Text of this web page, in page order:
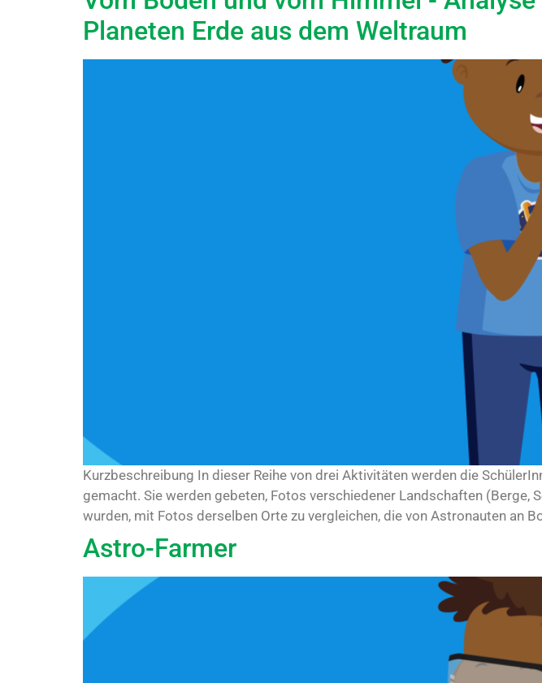
Planeten Erde aus dem Weltraum
Kurzbeschreibung In dieser Reihe von drei Aktivitäten werden die
gemacht. Sie werden gebeten, Fotos verschiedener Landschaften (Berge,
wurden, mit Fotos derselben Orte zu vergleichen, die von Astronauten an
Astro-Farmer